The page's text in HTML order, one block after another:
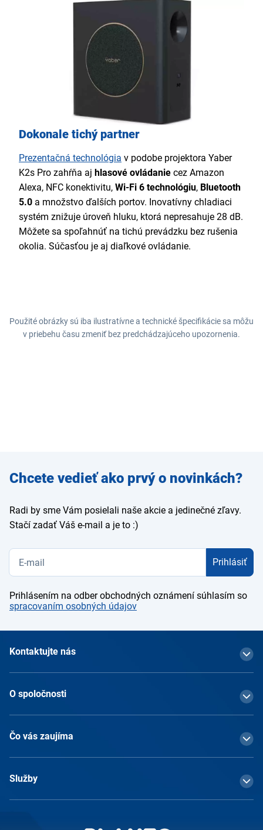
Dokonale tichý partner
Prezentačná technológia v podobe projektora Yaber
K2s Pro zahŕňa aj hlasové ovládanie cez Amazon
Alexa, NFC konektivitu, Wi-Fi 6 technológiu, Bluetooth
5.0 a množstvo ďalších portov. Inovatívny chladiaci
systém znižuje úroveň hluku, ktorá nepresahuje 28 dB.
Môžete sa spoľahnúť na tichú prevádzku bez rušenia
okolia. Súčasťou je aj diaľkové ovládanie.
Použité obrázky sú iba ilustratívne a technické špecifikácie sa môžu
v priebehu času zmeniť bez predchádzajúceho upozornenia.
Zadajte
e-mail
Chcete vedieť ako prvý o novinkách?
Radi by sme Vám posielali naše akcie a jedinečné zľavy.
Stačí zadať Váš e-mail a je to :)
Prihlásiť
Prihlásením na odber obchodných oznámení súhlasím so
spracovaním osobných údajov
Kontaktujte nás
O spoločnosti
Čo vás zaujíma
Služby